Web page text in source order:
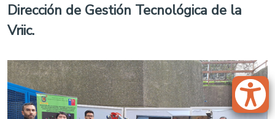
Dirección de Gestión Tecnológica de la
Vriic.